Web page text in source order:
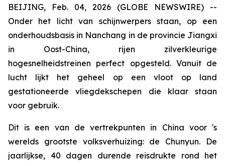
BEIJING, Feb. 04, 2026 (GLOBE NEWSWIRE) --
Onder het licht van schijnwerpers staan, op een
onderhoudsbasis in Nanchang in de provincie Jiangxi
in Oost-China, ​​rijen zilverkleurige
hogesnelheidstreinen perfect opgesteld. Vanuit de
lucht lijkt het geheel op een vloot op land
gestationeerde vliegdekschepen die klaar staan
voor gebruik.
Dit is een van de vertrekpunten in China voor 's
werelds grootste volksverhuizing: de Chunyun. De
jaarlijkse, 40 dagen durende reisdrukte rond het